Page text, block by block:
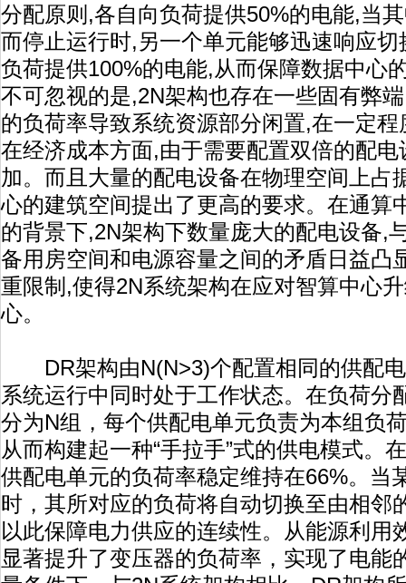
分配原则,各自向负荷提供50%的电能,当
而停止运行时,另一个单元能够迅速响应
负荷提供100%的电能,从而保障数据中心
不可忽视的是,2N架构也存在一些固有弊
的负荷率导致系统资源部分闲置,在一定
在经济成本方面,由于需要配置双倍的配
加。而且大量的配电设备在物理空间上占
心的建筑空间提出了更高的要求。在通算
的背景下,2N架构下数量庞大的配电设备,
备用房空间和电源容量之间的矛盾日益凸
重限制,使得2N系统架构在应对智算中心
心。
DR架构由N(N>3)个配置相同的供配电
系统运行中同时处于工作状态。在负荷分
分为N组，每个供配电单元负责为本组负
从而构建起一种“手拉手”式的供电模式。
供配电单元的负荷率稳定维持在66%。当
时，其所对应的负荷将自动切换至由相邻
以此保障电力供应的连续性。从能源利用
显著提升了变压器的负荷率，实现了电能